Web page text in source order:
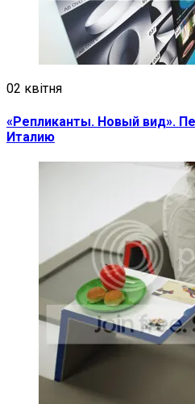
02 квітня
«Репликанты. Новый вид».
Италию